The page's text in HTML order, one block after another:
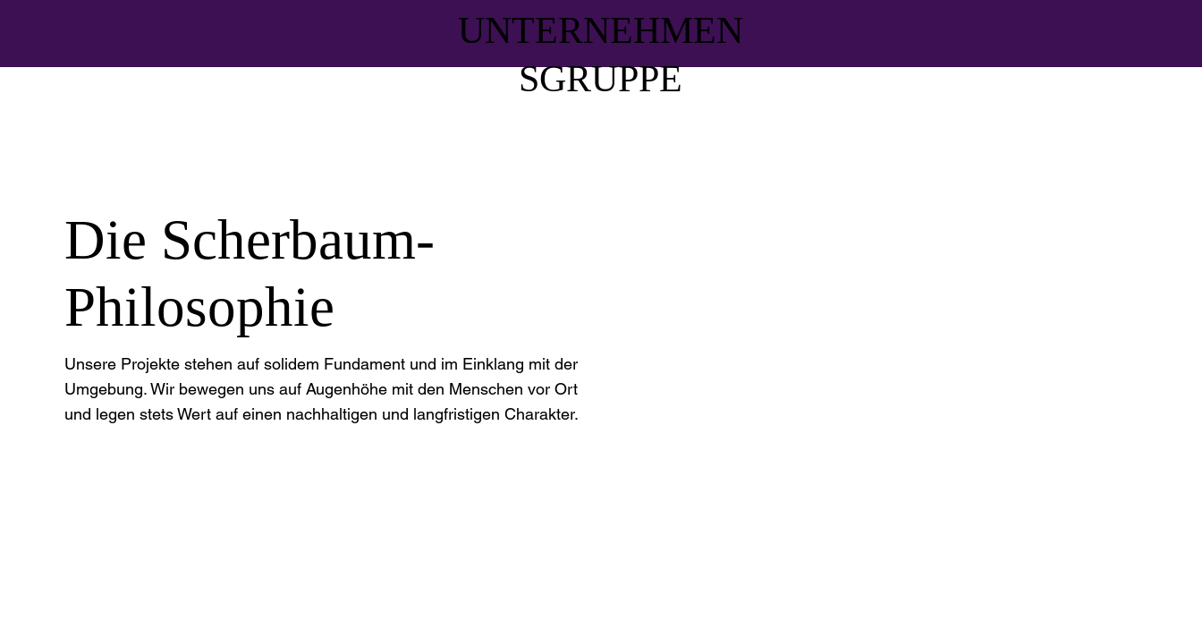
UNTERNEHMEN
SGRUPPE
Die Scherbaum-
Philosophie
Unsere Projekte stehen auf solidem Fundament und im Einklang mit der
Umgebung. Wir bewegen uns auf Augenhöhe mit den Menschen vor Ort
und legen stets Wert auf einen nachhaltigen und langfristigen Charakter.